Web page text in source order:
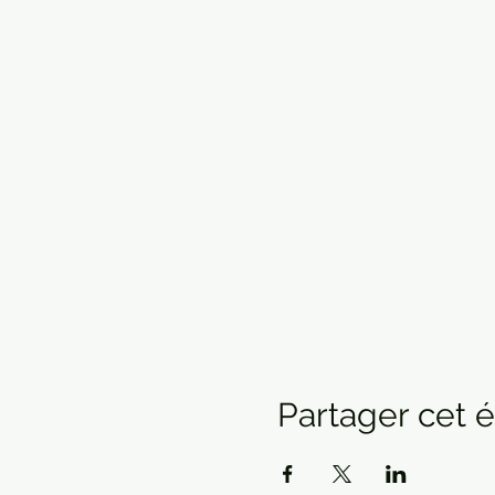
Partager cet